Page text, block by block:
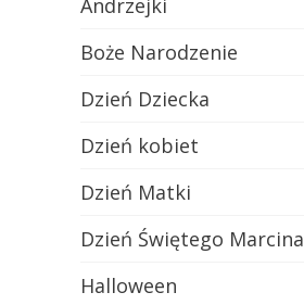
Andrzejki
Boże Narodzenie
Dzień Dziecka
Dzień kobiet
Dzień Matki
Dzień Świętego Marcina
Halloween